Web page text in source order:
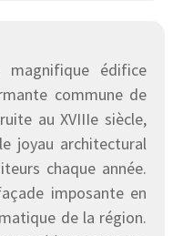
édifice
commune de
au XVIIIe siècle,
joyau architectural
chaque année.
imposante en
de la région.